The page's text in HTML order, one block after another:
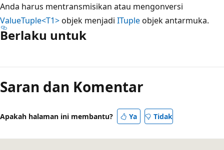
Anda harus mentransmisikan atau mengonversi
ValueTuple<T1>objek menjadi ITupleobjek antarmuka.
Berlaku untuk
baca
dinonaktifkan
Saran dan Komentar
Apakah halaman ini membantu? Ya Tidak